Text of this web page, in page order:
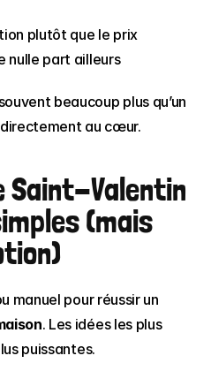
plutôt que le prix
nulle part ailleurs
beaucoup plus qu’un
au cœur.
Saint-Valentin
(mais
. Les idées les plus
puissantes.